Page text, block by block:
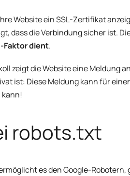
Website ein SSL-Zertifikat
dass die Verbindung sicher ist.
Faktor dient.
zeigt die Website eine Meldung
ist: Diese Meldung kann für
robots.txt
es den Google-